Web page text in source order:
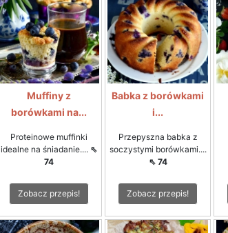
Muffiny z
borówkami na...
Proteinowe muffinki
idealne na śniadanie.... ⇖
74
Zobacz przepis!
Babka z borówkami
i...
Przepyszna babka z
soczystymi borówkami....
⇖ 74
Zobacz przepis!